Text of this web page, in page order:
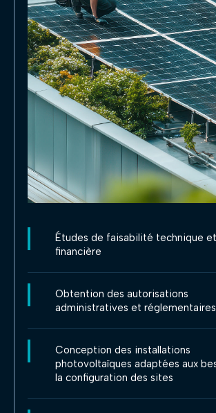
Études de faisabilité technique et
financière
Obtention des autorisations
administratives et réglementaires
Conception des installations
photovoltaïques adaptées aux
la configuration des sites